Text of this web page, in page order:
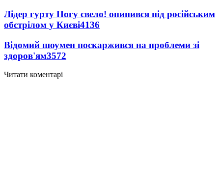
Лідер гурту Ногу свело! опинився під російським
обстрілом у Києві4136
Відомий шоумен поскаржився на проблеми зі
здоров'ям3572
Читати коментарі